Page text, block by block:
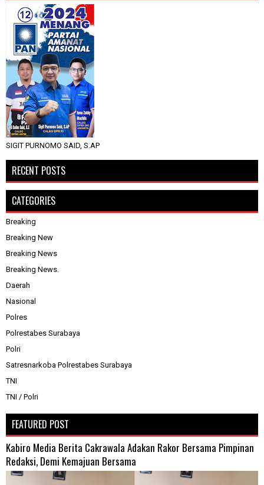
SIGIT PURNOMO SAID, S.AP
RECENT POSTS
CATEGORIES
Breaking
Breaking New
Breaking News
Breaking News.
Daerah
Nasional
Polres
Polrestabes Surabaya
Polri
Satresnarkoba Polrestabes Surabaya
TNI
TNI / Polri
FEATURED POST
Kabiro Media Berita Cakrawala Adakan Rakor Bersama Pimpinan
Redaksi, Demi Kemajuan Bersama